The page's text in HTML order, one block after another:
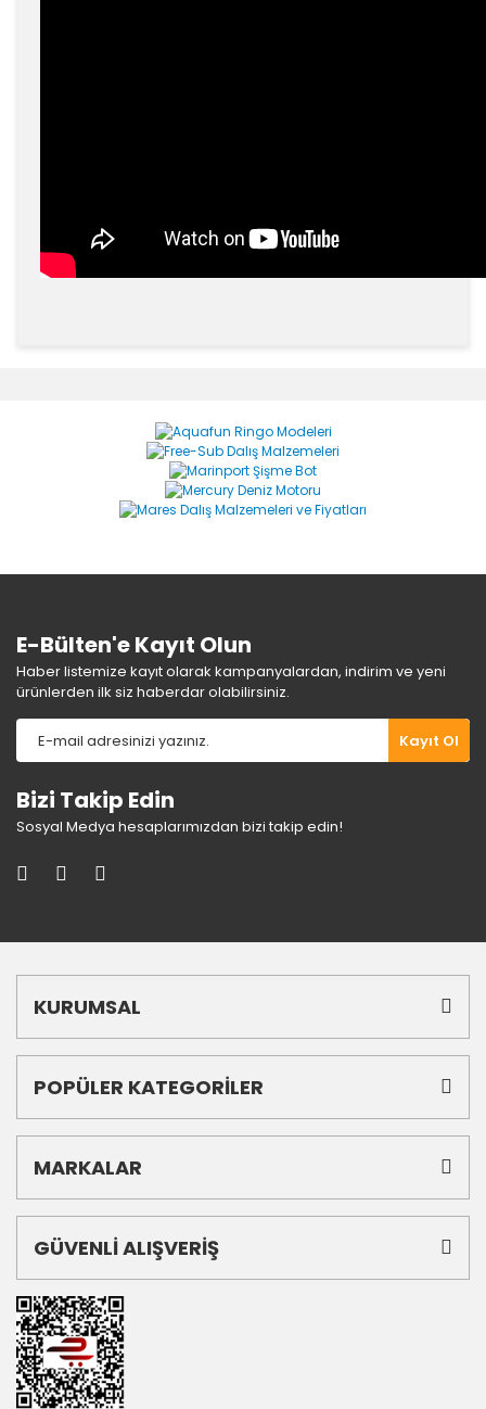
Yorum Yaz
Ürün resmi kalitesiz, bozuk veya görüntülenemiyor.
Ürün açıklamasında eksik bilgiler bulunuyor.
Ürün bilgilerinde hatalar bulunuyor.
E-Bülten'e Kayıt Olun
Haber listemize kayıt olarak kampanyalardan, indirim ve yeni
ürünlerden ilk siz haberdar olabilirsiniz.
Kayıt Ol
Bizi Takip Edin
Sosyal Medya hesaplarımızdan bizi takip edin!
KURUMSAL
POPÜLER KATEGORİLER
MARKALAR
GÜVENLİ ALIŞVERİŞ